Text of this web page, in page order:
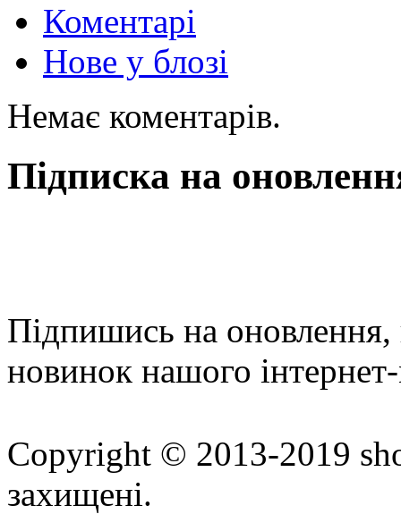
Коментарі
Нове у блозі
Немає коментарів.
Підписка на
Підпишись на оновлення,
новинок нашого
Copyright © 2013-2019
захищені.